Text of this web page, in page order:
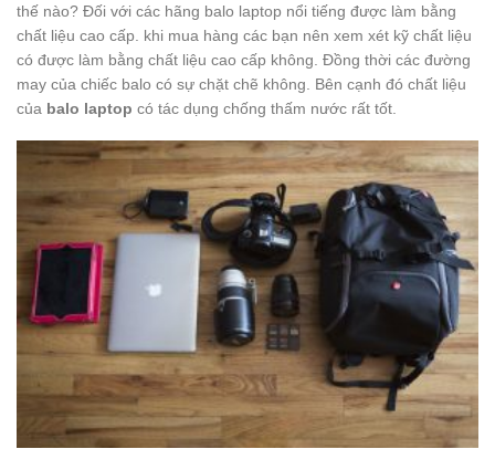
thế nào? Đối với các hãng balo laptop nổi tiếng được làm bằng
chất liệu cao cấp. khi mua hàng các bạn nên xem xét kỹ chất liệu
có được làm bằng chất liệu cao cấp không. Đồng thời các đường
may của chiếc balo có sự chặt chẽ không. Bên cạnh đó chất liệu
của balo laptop có tác dụng chống thấm nước rất tốt.